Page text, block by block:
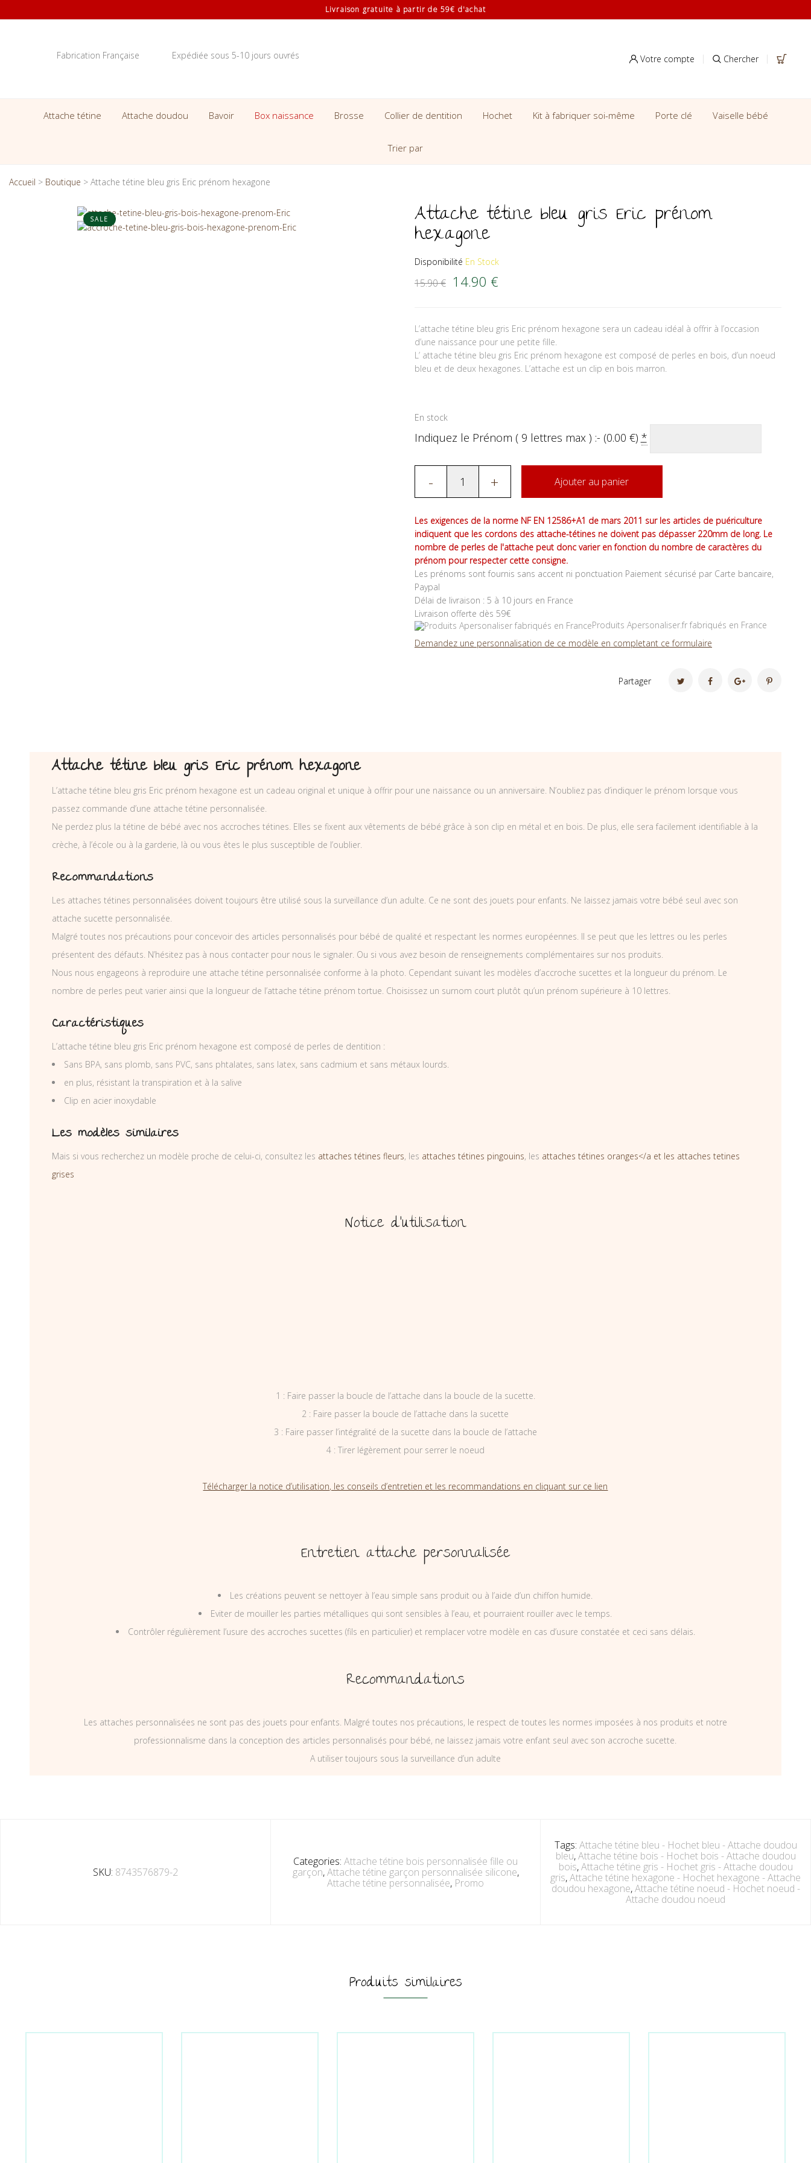
Livraison gratuite à partir de 59€ d'achat
Fabrication Française Expédiée sous 5-10 jours ouvrés Votre compte Chercher
Attache tétine Attache doudou Bavoir Box naissance Brosse Collier de dentition Hochet Kit à fabriquer soi-même Porte clé Vaiselle bébé
Trier par
Accueil > Boutique > Attache tétine bleu gris Eric prénom hexagone
SALE Attache tétine bleu gris Eric prénom
hexagone
Disponibilité En Stock
15.90€ Le prix initial était : 15.90 €.
14.90 €Le prix actuel est : 14.90 €.
L’attache tétine bleu gris Eric prénom hexagone sera un cadeau idéal à offrir à l’occasion
d’une naissance pour une petite fille.
L’ attache tétine bleu gris Eric prénom hexagone est composé de perles en bois, d’un noeud
bleu et de deux hexagones. L’attache est un clip en bois marron.
En stock
Indiquez le Prénom ( 9 lettres max ) :- (0.00 €) *
- + Ajouter au panier
Les exigences de la norme NF EN 12586+A1 de mars 2011 sur les articles de puériculture
indiquent que les cordons des attache-tétines ne doivent pas dépasser 220mm de long. Le
nombre de perles de l'attache peut donc varier en fonction du nombre de caractères du
prénom pour respecter cette consigne.
Les prénoms sont fournis sans accent ni ponctuation Paiement sécurisé par Carte bancaire,
Paypal
Délai de livraison : 5 à 10 jours en France
Livraison offerte dès 59€
Produits Apersonaliser.fr fabriqués en France
Demandez une personnalisation de ce modèle en completant ce formulaire
Partager
Attache tétine bleu gris Eric prénom hexagone
L’attache tétine bleu gris Eric prénom hexagone est un cadeau original et unique à offrir pour une naissance ou un anniversaire. N’oubliez pas d’indiquer le prénom lorsque vous
passez commande d’une attache tétine personnalisée.
Ne perdez plus la tétine de bébé avec nos accroches tétines. Elles se fixent aux vêtements de bébé grâce à son clip en métal et en bois. De plus, elle sera facilement identifiable à la
crèche, à l’école ou à la garderie, là ou vous êtes le plus susceptible de l’oublier.
Recommandations
Les attaches tétines personnalisées doivent toujours être utilisé sous la surveillance d’un adulte. Ce ne sont des jouets pour enfants. Ne laissez jamais votre bébé seul avec son
attache sucette personnalisée.
Malgré toutes nos précautions pour concevoir des articles personnalisés pour bébé de qualité et respectant les normes européennes. Il se peut que les lettres ou les perles
présentent des défauts. N’hésitez pas à nous contacter pour nous le signaler. Ou si vous avez besoin de renseignements complémentaires sur nos produits.
Nous nous engageons à reproduire une attache tétine personnalisée conforme à la photo. Cependant suivant les modèles d’accroche sucettes et la longueur du prénom. Le
nombre de perles peut varier ainsi que la longueur de l’attache tétine prénom tortue. Choisissez un surnom court plutôt qu’un prénom supérieure à 10 lettres.
Caractéristiques
L’attache tétine bleu gris Eric prénom hexagone est composé de perles de dentition :
Sans BPA, sans plomb, sans PVC, sans phtalates, sans latex, sans cadmium et sans métaux lourds.
en plus, résistant la transpiration et à la salive
Clip en acier inoxydable
Les modèles similaires
Mais si vous recherchez un modèle proche de celui-ci, consultez les attaches tétines fleurs, les attaches tétines pingouins, les attaches tétines oranges</a et les attaches tetines
grises
Notice d’utilisation
1 : Faire passer la boucle de l’attache dans la boucle de la sucette.
2 : Faire passer la boucle de l’attache dans la sucette
3 : Faire passer l’intégralité de la sucette dans la boucle de l’attache
4 : Tirer légèrement pour serrer le noeud
Télécharger la notice d’utilisation, les conseils d’entretien et les recommandations en cliquant sur ce lien
Entretien attache personnalisée
Les créations peuvent se nettoyer à l’eau simple sans produit ou à l’aide d’un chiffon humide.
Eviter de mouiller les parties métalliques qui sont sensibles à l’eau, et pourraient rouiller avec le temps.
Contrôler régulièrement l’usure des accroches sucettes (fils en particulier) et remplacer votre modèle en cas d’usure constatée et ceci sans délais.
Recommandations
Les attaches personnalisées ne sont pas des jouets pour enfants. Malgré toutes nos précautions, le respect de toutes les normes imposées à nos produits et notre
professionnalisme dans la conception des articles personnalisés pour bébé, ne laissez jamais votre enfant seul avec son accroche sucette.
A utiliser toujours sous la surveillance d’un adulte
SKU: 8743576879-2
Categories: Attache tétine bois personnalisée fille ou
garçon,Attache tétine garçon personnalisée silicone,
Attache tétine personnalisée, Promo
Tags: Attache tétine bleu - Hochet bleu - Attache doudou
bleu,Attache tétine bois - Hochet bois - Attache doudou
bois,Attache tétine gris - Hochet gris - Attache doudou
gris,Attache tétine hexagone - Hochet hexagone - Attache
doudou hexagone,Attache tétine noeud - Hochet noeud -
Attache doudou noeud
Produits similaires